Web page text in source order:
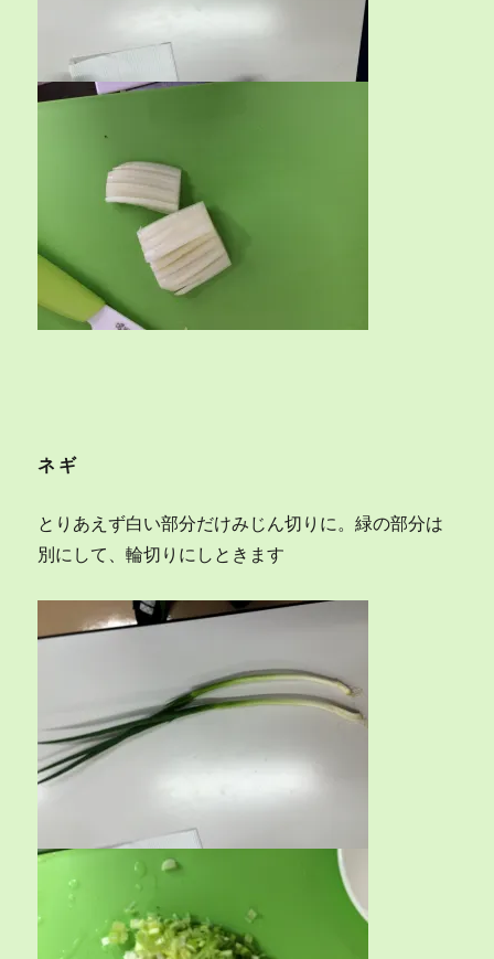
ネギ
とりあえず白い部分だけみじん切りに。緑の部分は
別にして、輪切りにしときます